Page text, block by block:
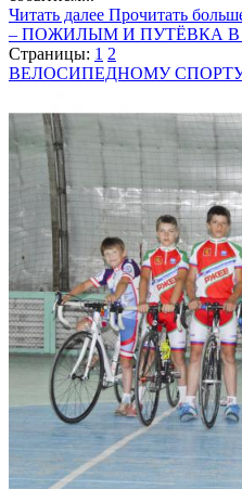
Читать далее Прочитать
– ПОЖИЛЫМ И ПУТЁВКА В
Страницы: 1 2
ВЕЛОСИПЕДНОМУ